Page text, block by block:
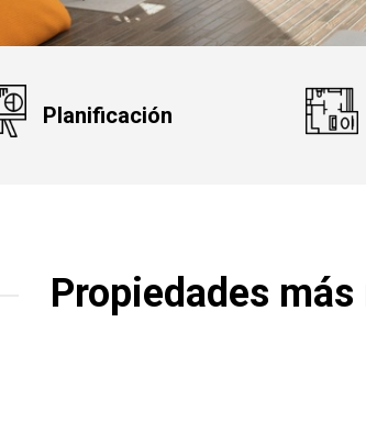
Planificación
Propiedades